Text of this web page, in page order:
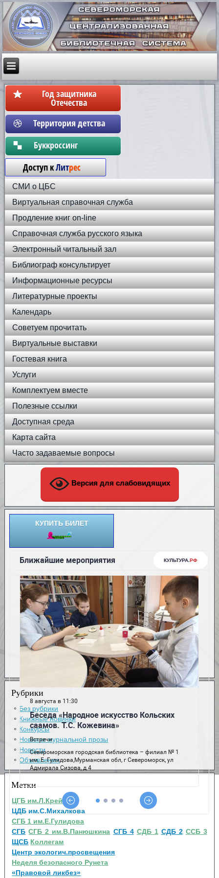
Год защитника
Отечества
Территория детства
Бyккpoccинг
Доступ кЛитрес
СМИ о ЦБС
Виртуальная справочная служба
Продление книг on-line
Справочная служба русского языка
Электронный читальный зал
Библиограф консультирует
Информационные ресурсы
Литературные проекты
Календарь
Советуем прочитать
Виртуальные выставки
Гостевая книга
Услуги
Комплектуем вместе
Полезные ссылки
Доступная среда
Карта сайта
Часто задаваемые вопросы
Версия для слабовидящих
КУПИТЬ БИЛЕТ
Рубрики
Без рубрики
Книжные новинки
Конкурсы
Новинки журнальной прозы
Новости
Объявления
Метки
ЦГБ им.Л.Крейна
ЦДБ им.С.Михалкова
СГБ 1 им.Е.Гулидова
СГБ СГБ 2 им.В.Панюшкина СГБ 4 СДБ 1 СДБ 2 ССБ 3
ЩСБ Коллегам
Центр экологич.просвещения
Неделя безопасного Рунета
«Правовой ликбез»